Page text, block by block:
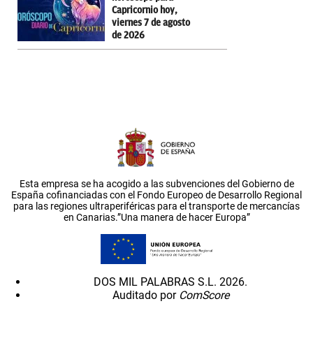
Capricornio hoy,
viernes 7 de agosto
de 2026
Esta empresa se ha acogido a las subvenciones del Gobierno de
España cofinanciadas con el Fondo Europeo de Desarrollo Regional
para las regiones ultraperiféricas para el transporte de mercancías
en Canarias.”Una manera de hacer Europa”
DOS MIL PALABRAS S.L. 2026.
Auditado por ComScore